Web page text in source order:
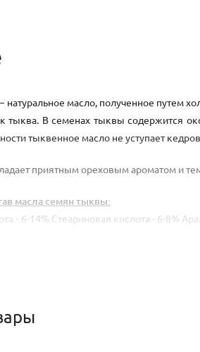
– натуральное масло, полученное путем
тыква. В семенах тыквы содержится
тыквенное масло не уступает
приятным ореховым ароматом и
масла семян тыквы:
- 6-14% Стеариновая кислота - 6-8%
Альфа-линоленовая кислота 14–
около 50 макро- и